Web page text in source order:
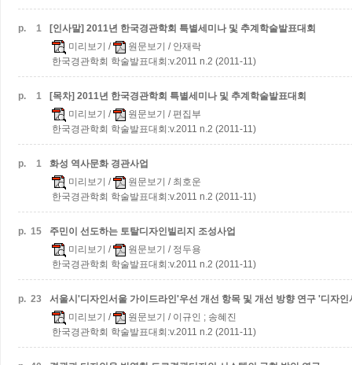
p. 1
[인사말] 2011년 한국경관학회 특별세미나 및 추계학술발표대회
미리보기 / 원문보기 / 안재락
한국경관학회 학술발표대회:v.2011 n.2 (2011-11)
p. 1
[목차] 2011년 한국경관학회 특별세미나 및 추계학술발표대회
미리보기 / 원문보기 / 편집부
한국경관학회 학술발표대회:v.2011 n.2 (2011-11)
p. 1
화성 역사문화 경관사업
미리보기 / 원문보기 / 최호운
한국경관학회 학술발표대회:v.2011 n.2 (2011-11)
p. 15
주민이 선도하는 토탈디자인빌리지 조성사업
미리보기 / 원문보기 / 정두용
한국경관학회 학술발표대회:v.2011 n.2 (2011-11)
p. 23 서울시'디자인서울 가이드라인'우선 개선 항목 및 개선 방향 연구 '디자인
미리보기 / 원문보기 / 이규인 ; 송혜진
한국경관학회 학술발표대회:v.2011 n.2 (2011-11)